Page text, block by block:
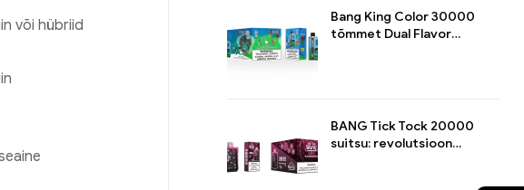
või hübriid
Bang King Color 30000
tõmmet Dual Flavor
BANG Tick Tock 20000
suitsu: revolutsioon